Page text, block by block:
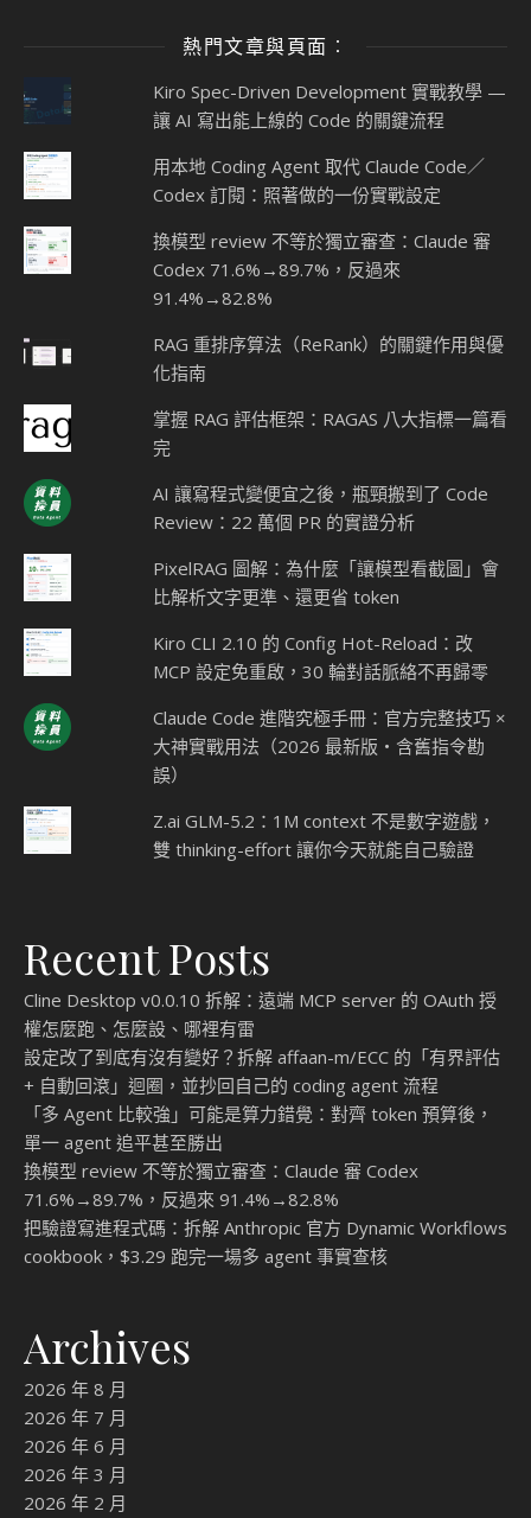
熱門文章與頁面︰
Kiro Spec-Driven Development 實戰教學 —
讓 AI 寫出能上線的 Code 的關鍵流程
用本地 Coding Agent 取代 Claude Code／
Codex 訂閱：照著做的一份實戰設定
換模型 review 不等於獨立審查：Claude 審
Codex 71.6%→89.7%，反過來
91.4%→82.8%
RAG 重排序算法（ReRank）的關鍵作用與優
化指南
掌握 RAG 評估框架：RAGAS 八大指標一篇看
完
AI 讓寫程式變便宜之後，瓶頸搬到了 Code
Review：22 萬個 PR 的實證分析
PixelRAG 圖解：為什麼「讓模型看截圖」會
比解析文字更準、還更省 token
Kiro CLI 2.10 的 Config Hot-Reload：改
MCP 設定免重啟，30 輪對話脈絡不再歸零
Claude Code 進階究極手冊：官方完整技巧 ×
大神實戰用法（2026 最新版・含舊指令勘
誤）
Z.ai GLM-5.2：1M context 不是數字遊戲，
雙 thinking-effort 讓你今天就能自己驗證
Recent Posts
Cline Desktop v0.0.10 拆解：遠端 MCP server 的 OAuth 授
權怎麼跑、怎麼設、哪裡有雷
設定改了到底有沒有變好？拆解 affaan-m/ECC 的「有界評估
+ 自動回滾」迴圈，並抄回自己的 coding agent 流程
「多 Agent 比較強」可能是算力錯覺：對齊 token 預算後，
單一 agent 追平甚至勝出
換模型 review 不等於獨立審查：Claude 審 Codex
71.6%→89.7%，反過來 91.4%→82.8%
把驗證寫進程式碼：拆解 Anthropic 官方 Dynamic Workflows
cookbook，$3.29 跑完一場多 agent 事實查核
Archives
2026 年 8 月
2026 年 7 月
2026 年 6 月
2026 年 3 月
2026 年 2 月